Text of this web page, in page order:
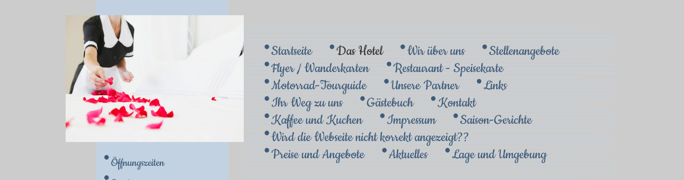
Öffnungszeiten
Startseite Das Hotel Wir über uns
Stellenangebote
Flyer / Wanderkarten
Restaurant - Speisekarte
Motorrad-Tourguide
Unsere Partner
Links
Ihr Weg zu uns
Gästebuch
Kontakt
Kaffee und Kuchen
Impressum
Saison-Gerichte
Wird die Webseite nicht korrekt angezeigt??
Preise und Angebote
Aktuelles Lage und Umgebung